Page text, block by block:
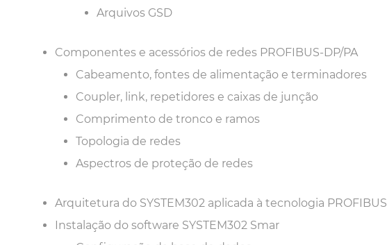
Arquivos GSD
Componentes e acessórios de redes PROFIBUS-DP/PA
Cabeamento, fontes de alimentação e terminadores
Coupler, link, repetidores e caixas de junção
Comprimento de tronco e ramos
Topologia de redes
Aspectros de proteção de redes
Arquitetura do SYSTEM302 aplicada à tecnologia PROFIBUS
Instalação do software SYSTEM302 Smar